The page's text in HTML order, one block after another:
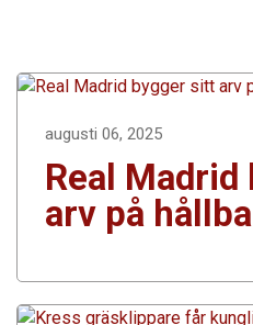
augusti 06, 2025
Real
arv på